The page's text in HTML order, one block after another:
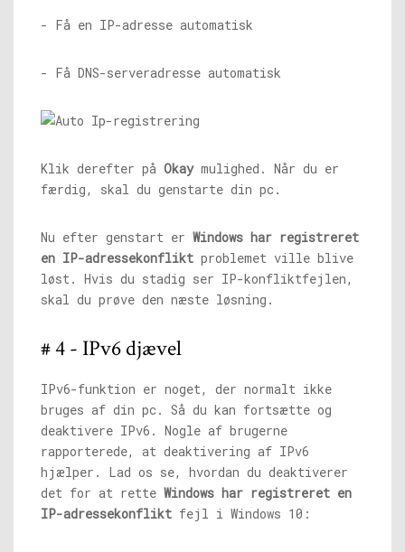
- Få en IP-adresse automatisk
- Få DNS-serveradresse automatisk
Klik derefter på Okaymulighed. Når du er
færdig, skal du genstarte din pc.
Nu efter genstart er Windows har registreret
en IP-adressekonflikt problemet ville blive
løst. Hvis du stadig ser IP-konfliktfejlen,
skal du prøve den næste løsning.
# 4 - IPv6 djævel
IPv6-funktion er noget, der normalt ikke
bruges af din pc. Så du kan fortsætte og
deaktivere IPv6. Nogle af brugerne
rapporterede, at deaktivering af IPv6
hjælper. Lad os se, hvordan du deaktiverer
det for at rette Windows har registreret en
IP-adressekonflikt fejl i Windows 10: